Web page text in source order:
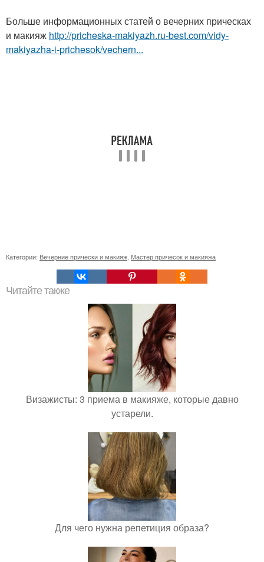
Больше информационных статей о вечерних прическах
и макияж http://pricheska-makiyazh.ru-best.com/vidy-
makiyazha-i-prichesok/vechern...
Категории: Вечерние прически и макияж, Мастер причесок и макияжа
Читайте также
Визажисты: 3 приема в макияже, которые давно
устарели.
Для чего нужна репетиция образа?